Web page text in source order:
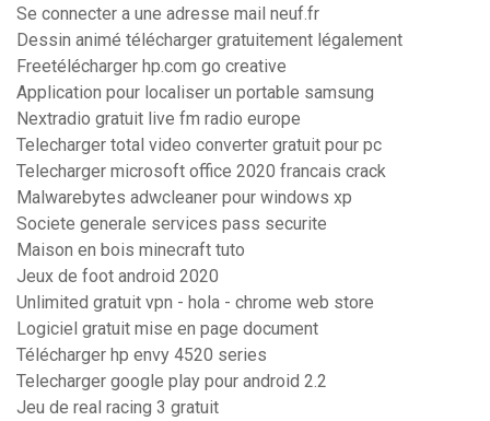
Se connecter a une adresse mail neuf.fr
Dessin animé télécharger gratuitement légalement
Freetélécharger hp.com go creative
Application pour localiser un portable samsung
Nextradio gratuit live fm radio europe
Telecharger total video converter gratuit pour pc
Telecharger microsoft office 2020 francais crack
Malwarebytes adwcleaner pour windows xp
Societe generale services pass securite
Maison en bois minecraft tuto
Jeux de foot android 2020
Unlimited gratuit vpn - hola - chrome web store
Logiciel gratuit mise en page document
Télécharger hp envy 4520 series
Telecharger google play pour android 2.2
Jeu de real racing 3 gratuit